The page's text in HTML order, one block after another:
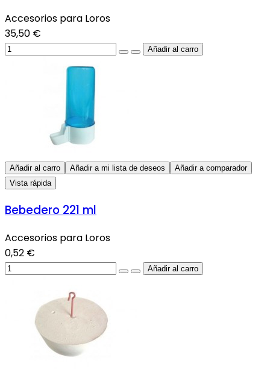
Accesorios para Loros
35,50 €
Añadir al carro Añadir a mi lista de deseos
Añadir a comparador
Vista rápida
Bebedero 221 ml
Accesorios para Loros
0,52 €